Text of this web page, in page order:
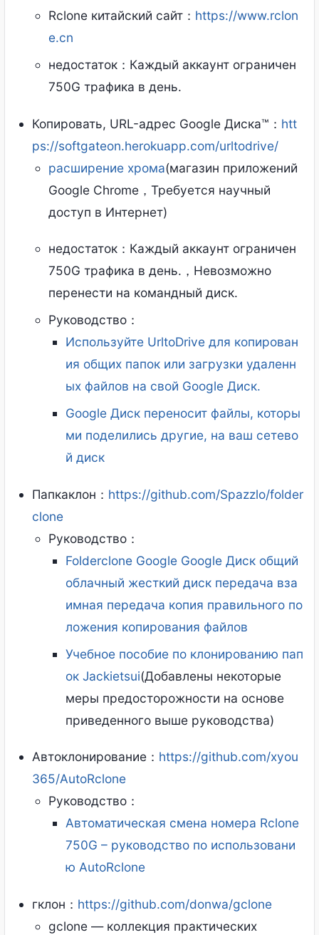
Rclone китайский сайт： https://www.rclon
e.cn
недостаток：Каждый аккаунт ограничен
750G трафика в день.
Копировать, URL-адрес Google Диска™： htt
ps://softgateon.herokuapp.com/urltodrive/
расширение хрома(магазин приложений
Google Chrome，Требуется научный
доступ в Интернет)
недостаток：Каждый аккаунт ограничен
750G трафика в день.，Невозможно
перенести на командный диск.
Руководство：
Используйте UrltoDrive для копирован
ия общих папок или загрузки удаленн
ых файлов на свой Google Диск.
Google Диск переносит файлы, которы
ми поделились другие, на ваш сетево
й диск
Папкаклон： https://github.com/Spazzlo/folder
clone
Руководство：
Folderclone Google Google Диск общий
облачный жесткий диск передача вза
имная передача копия правильного по
ложения копирования файлов
Учебное пособие по клонированию пап
ок Jackietsui(Добавлены некоторые
меры предосторожности на основе
приведенного выше руководства)
Автоклонирование： https://github.com/xyou
365/AutoRclone
Руководство：
Автоматическая смена номера Rclone
750G – руководство по использовани
ю AutoRclone
гклон： https://github.com/donwa/gclone
gclone — коллекция практических